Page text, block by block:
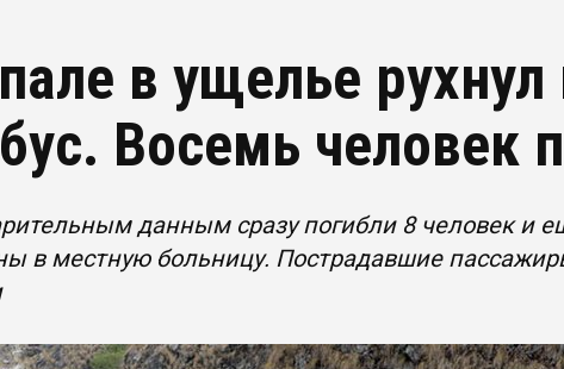
в ущелье
Восемь человек
данным сразу погибли 8 человек и
в местную больницу. Пострадавшие